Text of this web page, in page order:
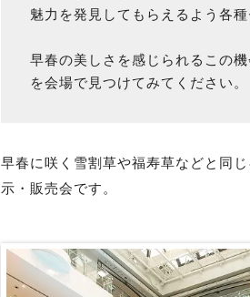
魅力を発見してもらえるよう各
早春の美しさを感じられるこの
を会場で見つけてみてください。
早春に咲く雪割草や福寿草などと同
示・販売会です。